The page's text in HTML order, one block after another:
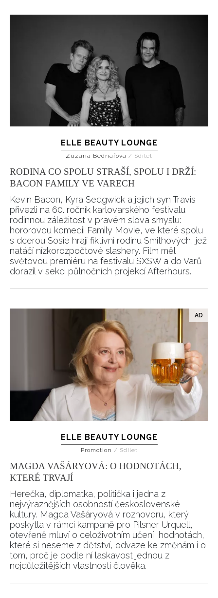
ELLE BEAUTY LOUNGE
Zuzana Bednářová / Sdílet
RODINA CO SPOLU STRAŠÍ, SPOLU I DRŽÍ:
BACON FAMILY VE VARECH
Kevin Bacon, Kyra Sedgwick a jejich syn Travis
přivezli na 60. ročník karlovarského festivalu
rodinnou záležitost v pravém slova smyslu:
hororovou komedii Family Movie, ve které spolu
s dcerou Sosie hrají fiktivní rodinu Smithových, jež
natáčí nízkorozpočtové slashery. Film měl
světovou premiéru na festivalu SXSW a do Varů
dorazil v sekci půlnočních projekcí Afterhours.
ELLE BEAUTY LOUNGE
Promotion / Sdílet
MAGDA VAŠÁRYOVÁ: O HODNOTÁCH,
KTERÉ TRVAJÍ
Herečka, diplomatka, politička i jedna z
nejvýraznějších osobností československé
kultury. Magda Vašáryová v rozhovoru, který
poskytla v rámci kampaně pro Pilsner Urquell,
otevřeně mluví o celoživotním učení, hodnotách,
které si neseme z dětství, odvaze ke změnám i o
tom, proč je podle ní laskavost jednou z
nejdůležitějších vlastností člověka.